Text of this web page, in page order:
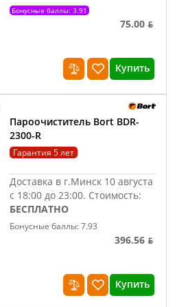
Бонусные баллы: 3.91
75.00 ƃ
Купить
Пароочиститель Bort BDR-
2300-R
Гарантия 5 лет
Доставка в г.Минск 10 августа
с 18:00 до 23:00. Стоимость:
БЕСПЛАТНО
Бонусные баллы: 7.93
396.56 ƃ
Купить